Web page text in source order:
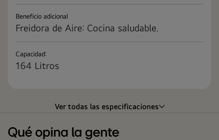
Beneficio adicional
Freidora de Aire: Cocina saludable.
Capacidad:
164 Litros
Ver todas las especificaciones
Qué opina la gente